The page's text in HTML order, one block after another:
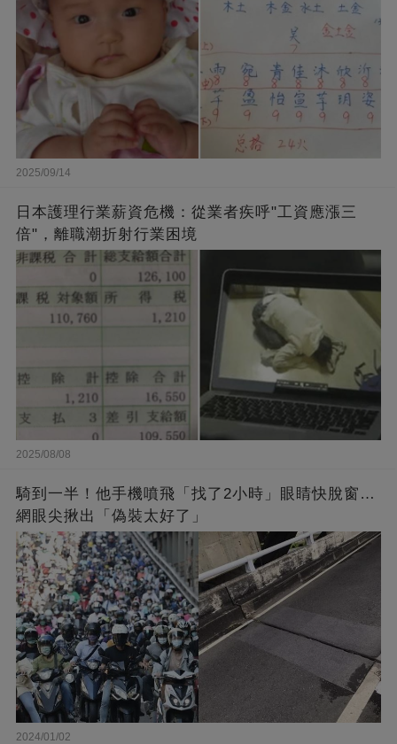
2025/09/14
日本護理行業薪資危機：從業者疾呼"工資應漲三
倍"，離職潮折射行業困境
2025/08/08
騎到一半！他手機噴飛「找了2小時」眼睛快脫窗…
網眼尖揪出「偽裝太好了」
2024/01/02